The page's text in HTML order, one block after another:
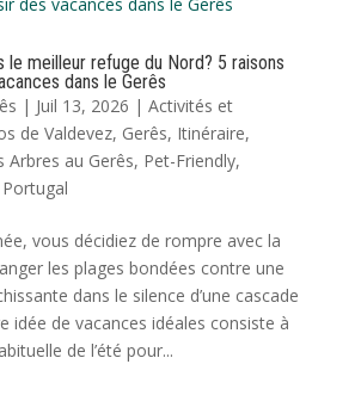
le meilleur refuge du Nord? 5 raisons
dans le Gerês
| Juil 13, 2026 | Activités et
de Valdevez, Gerês, Itinéraire,
Arbres au Gerês, Pet-Friendly,
vous décidiez de rompre avec la
les plages bondées contre une
dans le silence d’une cascade
idée de vacances idéales consiste à
de l’été pour...